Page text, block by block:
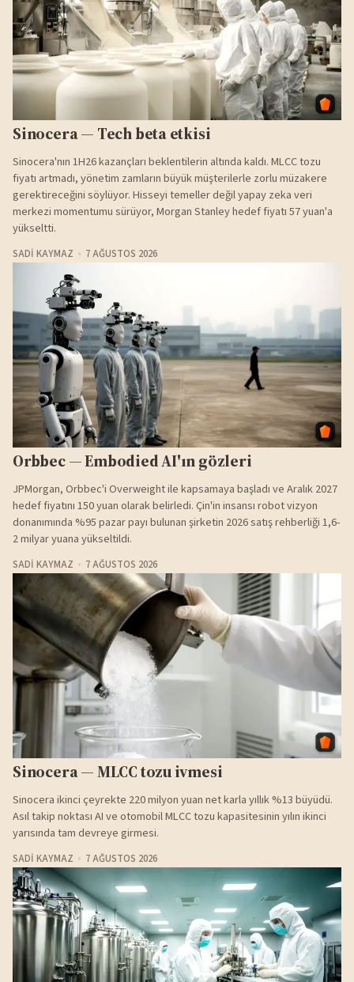
Sinocera — Tech beta etkisi
Sinocera'nın 1H26 kazançları beklentilerin altında kaldı. MLCC tozu
fiyatı artmadı, yönetim zamların büyük müşterilerle zorlu müzakere
gerektireceğini söylüyor. Hisseyi temeller değil yapay zeka veri
merkezi momentumu sürüyor, Morgan Stanley hedef fiyatı 57 yuan'a
yükseltti.
SADI KAYMAZ 7 AĞUSTOS 2026
Orbbec — Embodied AI'ın gözleri
JPMorgan, Orbbec'i Overweight ile kapsamaya başladı ve Aralık 2027
hedef fiyatını 150 yuan olarak belirledi. Çin'in insansı robot vizyon
donanımında %95 pazar payı bulunan şirketin 2026 satış rehberliği 1,6-
2 milyar yuana yükseltildi.
SADI KAYMAZ 7 AĞUSTOS 2026
Sinocera — MLCC tozu ivmesi
Sinocera ikinci çeyrekte 220 milyon yuan net karla yıllık %13 büyüdü.
Asıl takip noktası AI ve otomobil MLCC tozu kapasitesinin yılın ikinci
yarısında tam devreye girmesi.
SADI KAYMAZ 7 AĞUSTOS 2026